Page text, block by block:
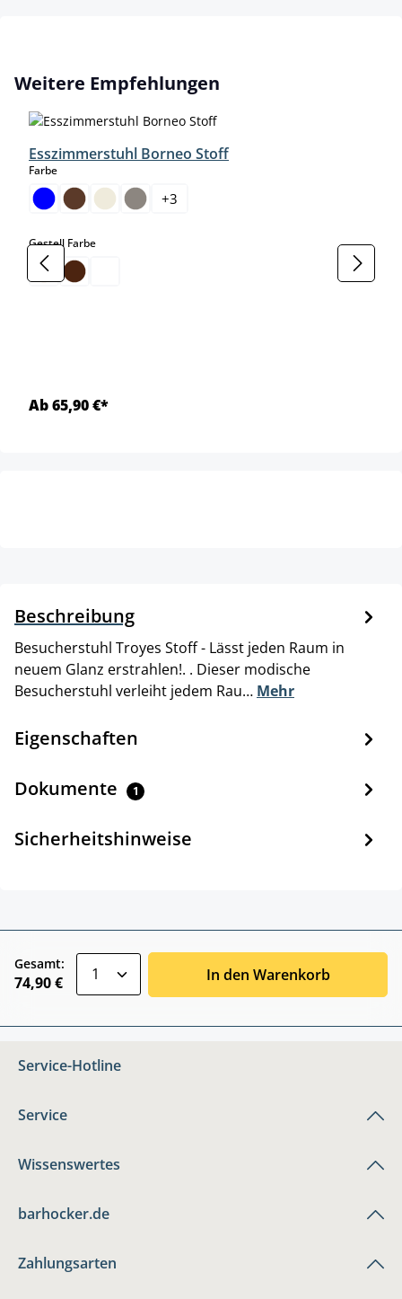
Produktgalerie überspringen
Weitere Empfehlungen
Esszimmerstuhl Borneo Stoff
Farbeauswählen
+3
Gestell Farbeauswählen
Ab 65,90 €*
Beschreibung
Besucherstuhl Troyes Stoff - Lässt jeden Raum in
neuem Glanz erstrahlen!. . Dieser modische
Besucherstuhl verleiht jedem Rau… Mehr
Eigenschaften
Dokumente 1
Sicherheitshinweise
Gesamt:
74,90 € In den Warenkorb
Service-Hotline
Service
Wissenswertes
barhocker.de
Zahlungsarten